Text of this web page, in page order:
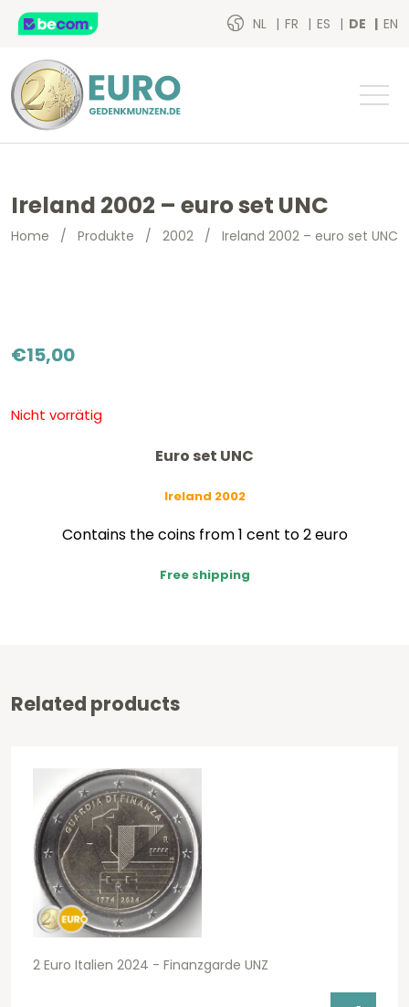
NL FR ES DE EN
Ireland 2002 – euro set UNC
Home / Produkte / 2002 / Ireland 2002 – euro set UNC
€15,00
Nicht vorrätig
Euro set UNC
Ireland 2002
Contains the coins from 1 cent to 2 euro
Free shipping
Related products
2 Euro Italien 2024 - Finanzgarde UNZ